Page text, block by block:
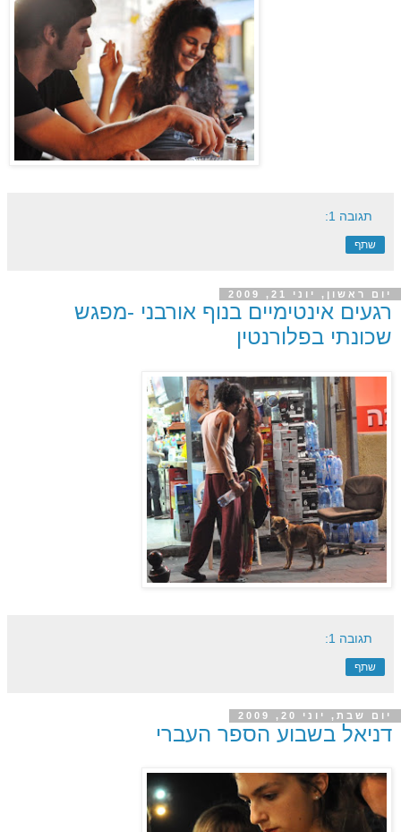
תגובה 1:
שתף
יום ראשון, יוני 21, 2009
רגעים אינטימיים בנוף אורבני -מפגש
שכונתי בפלורנטין
תגובה 1:
שתף
יום שבת, יוני 20, 2009
דניאל בשבוע הספר העברי